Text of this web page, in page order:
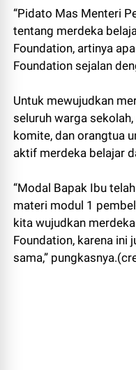
“Pidato Mas Menteri
tentang merdeka
Foundation, artinya
Foundation sejalan
Untuk mewujudkan
seluruh warga
komite, dan orangtua
aktif merdeka belajar
“Modal Bapak Ibu
materi modul 1
kita wujudkan
Foundation, karena ini
sama,”